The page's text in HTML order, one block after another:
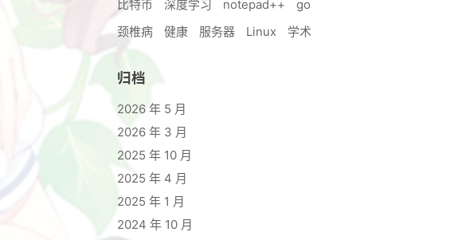
比特币
深度学习 notepad++
go
颈椎病
健康 服务器 Linux 学术
归档
2026 年 5 月
2026 年 3 月
2025 年 10 月
2025 年 4 月
2025 年 1 月
2024 年 10 月